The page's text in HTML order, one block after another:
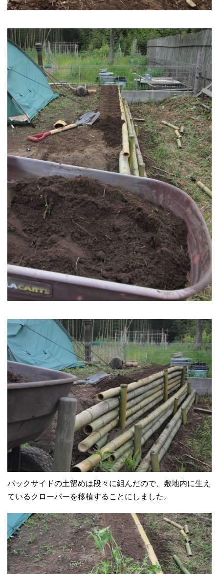
バックサイドの土留めは段々に組んだので、敷地内に生え
ているクローバーを移植することにしました。